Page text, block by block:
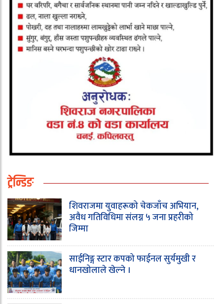
ट्रेन्डिङ
शिवराजमा युवाहरूको चेकजाँच अभियान,
अवैध गतिविधिमा संलग्न ५ जना प्रहरीको
जिम्मा
साईनिङ्ग स्टार कपको फाईनल सुर्यमुखी र
धानखोलाले खेल्ने ।